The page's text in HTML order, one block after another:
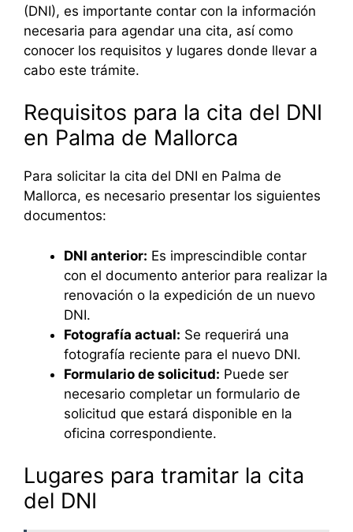
(DNI), es importante contar con la información
necesaria para agendar una cita, así como
conocer los requisitos y lugares donde llevar a
cabo este trámite.
Requisitos para la cita del DNI
en Palma de Mallorca
Para solicitar la cita del DNI en Palma de
Mallorca, es necesario presentar los siguientes
documentos:
DNI anterior: Es imprescindible contar
con el documento anterior para realizar la
renovación o la expedición de un nuevo
DNI.
Fotografía actual: Se requerirá una
fotografía reciente para el nuevo DNI.
Formulario de solicitud: Puede ser
necesario completar un formulario de
solicitud que estará disponible en la
oficina correspondiente.
Lugares para tramitar la cita
del DNI